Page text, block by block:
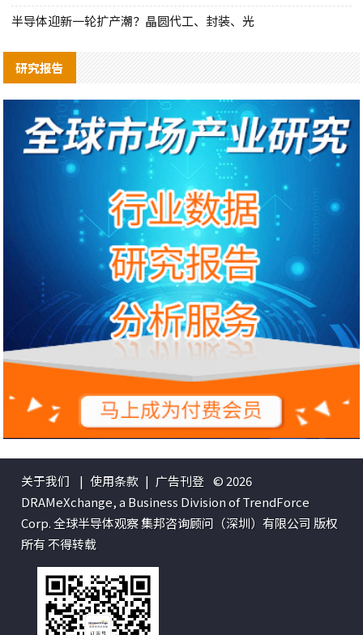
半导体迎新一轮扩产潮？晶圆代工、封装、光
研究报告
关于我们 | 使用条款 | 广告刊登 © 2026
DRAMeXchange, a Business Division of TrendForce
Corp. 全球半导体观察 集邦咨询顾问（深圳）有限公司 版权
所有 不得转载